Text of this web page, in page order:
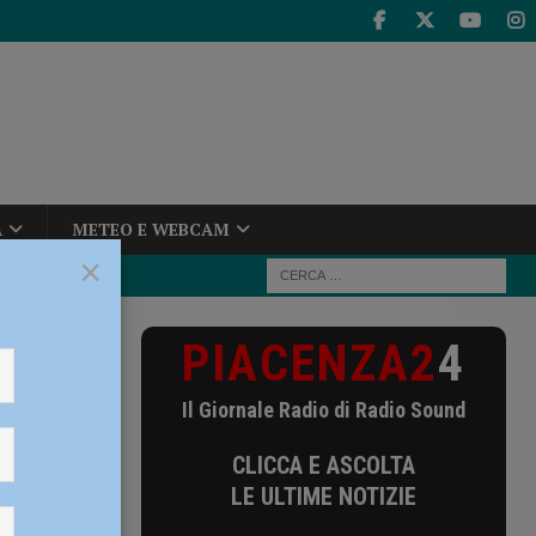
METEO E WEBCAM
settore
PIACENZA24
Il Giornale Radio di Radio Sound
CLICCA E ASCOLTA
LE ULTIME NOTIZIE
×